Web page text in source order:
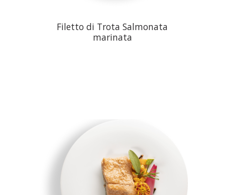
Filetto di Trota Salmonata
marinata